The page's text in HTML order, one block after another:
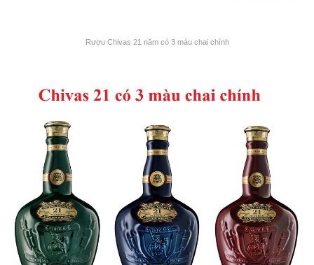
Rượu Chivas 21 năm có 3 màu chai chính